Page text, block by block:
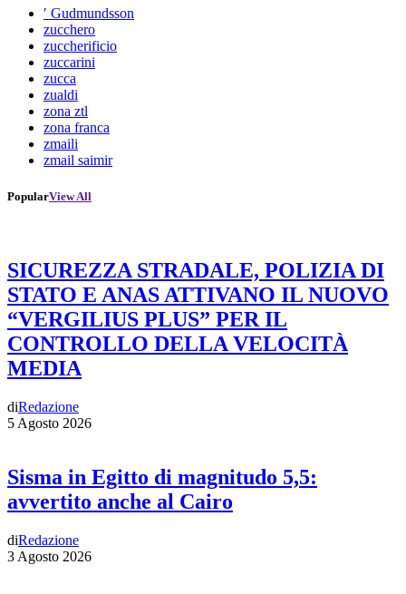
′ Gudmundsson
zucchero
zuccherificio
zuccarini
zucca
zualdi
zona ztl
zona franca
zmaili
zmail saimir
PopularView All
SICUREZZA STRADALE, POLIZIA DI
STATO E ANAS ATTIVANO IL NUOVO
“VERGILIUS PLUS” PER IL
CONTROLLO DELLA VELOCITÀ
MEDIA
diRedazione
5 Agosto 2026
Sisma in Egitto di magnitudo 5,5:
avvertito anche al Cairo
diRedazione
3 Agosto 2026